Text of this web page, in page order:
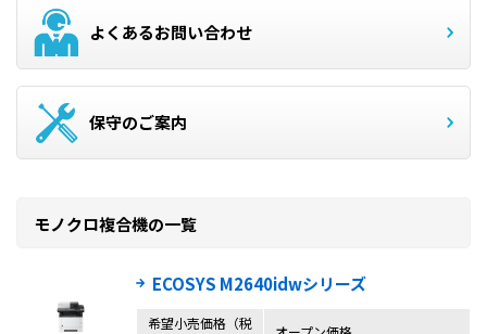
よくあるお問い合わせ
保守のご案内
モノクロ複合機の一覧
ECOSYS M2640idwシリーズ
希望小売価格（税